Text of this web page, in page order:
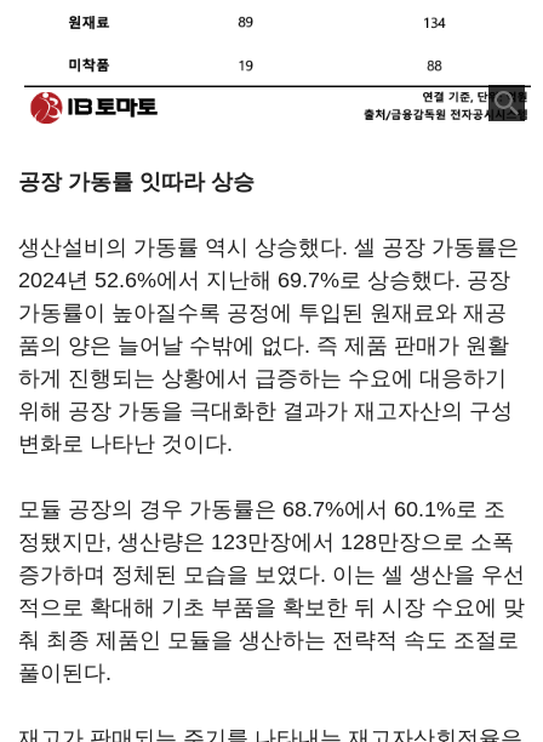
공장 가동률 잇따라 상승
생산설비의 가동률 역시 상승했다. 셀 공장 가동률은
2024년 52.6%에서 지난해 69.7%로 상승했다. 공장
가동률이 높아질수록 공정에 투입된 원재료와 재공
품의 양은 늘어날 수밖에 없다. 즉 제품 판매가 원활
하게 진행되는 상황에서 급증하는 수요에 대응하기
위해 공장 가동을 극대화한 결과가 재고자산의 구성
변화로 나타난 것이다.
모듈 공장의 경우 가동률은 68.7%에서 60.1%로 조
정됐지만, 생산량은 123만장에서 128만장으로 소폭
증가하며 정체된 모습을 보였다. 이는 셀 생산을 우선
적으로 확대해 기초 부품을 확보한 뒤 시장 수요에 맞
춰 최종 제품인 모듈을 생산하는 전략적 속도 조절로
풀이된다.